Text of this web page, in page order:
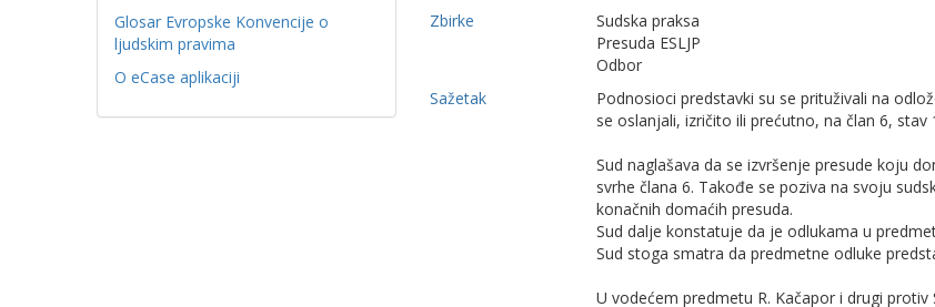
Glosar Evropske Konvencije o
ljudskim pravima
O eCase aplikaciji
Zbirke
Sudska praksa
Presuda ESLJP
Odbor
Sažetak
Podnosioci predstavki su se prituživali na
se oslanjali, izričito ili prećutno, na član 6, stav
Sud naglašava da se izvršenje presude koju
svrhe člana 6. Takođe se poziva na svoju
konačnih domaćih presuda.
Sud dalјe konstatuje da je odlukama u
Sud stoga smatra da predmetne odluke
U vodećem predmetu R. Kačapor i drugi